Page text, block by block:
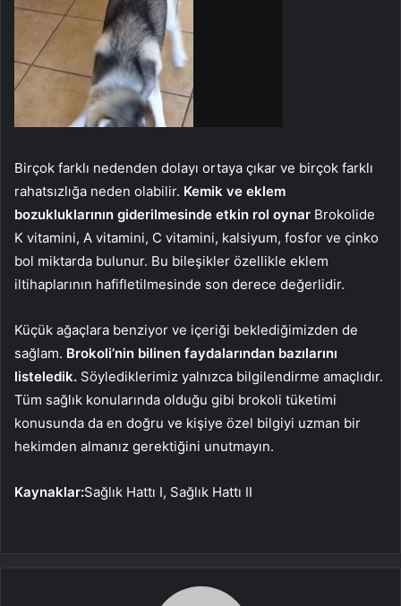
Birçok farklı nedenden dolayı ortaya çıkar ve birçok farklı
rahatsızlığa neden olabilir. Kemik ve eklem
bozukluklarının giderilmesinde etkin rol oynar Brokolide
K vitamini, A vitamini, C vitamini, kalsiyum, fosfor ve çinko
bol miktarda bulunur. Bu bileşikler özellikle eklem
iltihaplarının hafifletilmesinde son derece değerlidir.
Küçük ağaçlara benziyor ve içeriği beklediğimizden de
sağlam. Brokoli’nin bilinen faydalarından bazılarını
listeledik. Söylediklerimiz yalnızca bilgilendirme amaçlıdır.
Tüm sağlık konularında olduğu gibi brokoli tüketimi
konusunda da en doğru ve kişiye özel bilgiyi uzman bir
hekimden almanız gerektiğini unutmayın.
Kaynaklar:Sağlık Hattı I, Sağlık Hattı II